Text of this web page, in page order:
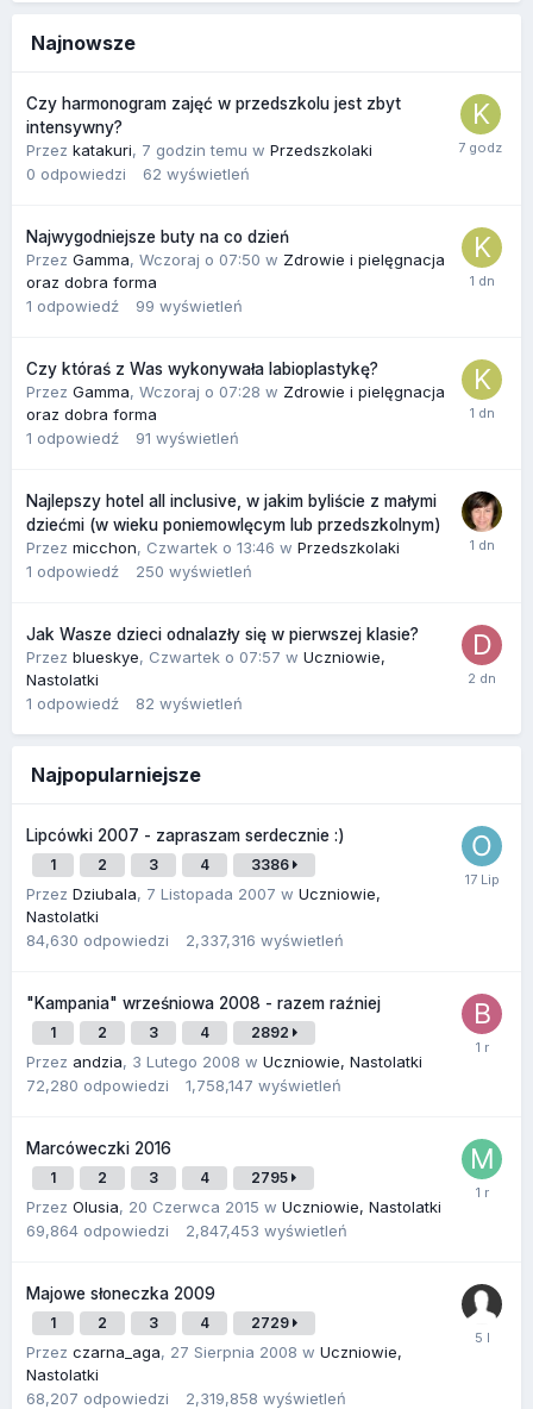
Najnowsze
Czy harmonogram zajęć w przedszkolu jest zbyt
intensywny?
Przez katakuri, 7 godzin temu w Przedszkolaki
0 odpowiedzi 62 wyświetleń
Najwygodniejsze buty na co dzień
Przez Gamma, Wczoraj o 07:50 w Zdrowie i pielęgnacja
oraz dobra forma
1 odpowiedź 99 wyświetleń
Czy któraś z Was wykonywała labioplastykę?
Przez Gamma, Wczoraj o 07:28 w Zdrowie i pielęgnacja
oraz dobra forma
1 odpowiedź 91 wyświetleń
Najlepszy hotel all inclusive, w jakim byliście z małymi
dziećmi (w wieku poniemowlęcym lub przedszkolnym)
Przez micchon, Czwartek o 13:46 w Przedszkolaki
1 odpowiedź 250 wyświetleń
Jak Wasze dzieci odnalazły się w pierwszej klasie?
Przez blueskye, Czwartek o 07:57 w Uczniowie,
Nastolatki
1 odpowiedź 82 wyświetleń
Najpopularniejsze
Lipcówki 2007 - zapraszam serdecznie :)
1 2 3 4 3386
Przez Dziubala, 7 Listopada 2007 w Uczniowie,
Nastolatki
84,630 odpowiedzi 2,337,316 wyświetleń
"Kampania" wrześniowa 2008 - razem raźniej
1 2 3 4 2892
Przez andzia, 3 Lutego 2008 w Uczniowie, Nastolatki
72,280 odpowiedzi 1,758,147 wyświetleń
Marcóweczki 2016
1 2 3 4 2795
Przez Olusia, 20 Czerwca 2015 w Uczniowie, Nastolatki
69,864 odpowiedzi 2,847,453 wyświetleń
Majowe słoneczka 2009
1 2 3 4 2729
Przez czarna_aga, 27 Sierpnia 2008 w Uczniowie,
Nastolatki
68,207 odpowiedzi 2,319,858 wyświetleń